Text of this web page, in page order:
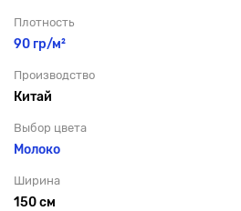
Плотность
90 гр/м²
Производство
Китай
Выбор цвета
Молоко
Ширина
150 см